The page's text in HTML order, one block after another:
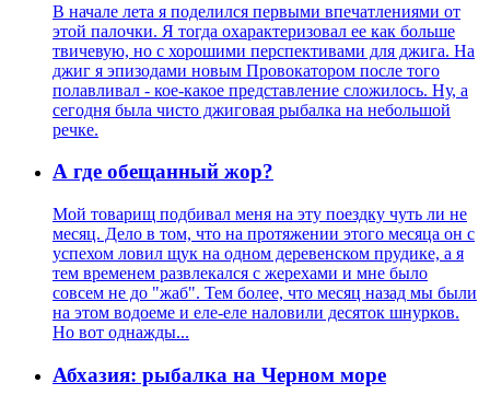
В начале лета я поделился первыми впечатлениями от
этой палочки. Я тогда охарактеризовал ее как больше
твичевую, но с хорошими перспективами для джига. На
джиг я эпизодами новым Провокатором после того
полавливал - кое-какое представление сложилось. Ну, а
сегодня была чисто джиговая рыбалка на небольшой
речке.
А где обещанный жор?
Мой товарищ подбивал меня на эту поездку чуть ли не
месяц. Дело в том, что на протяжении этого месяца он с
успехом ловил щук на одном деревенском прудике, а я
тем временем развлекался с жерехами и мне было
совсем не до "жаб". Тем более, что месяц назад мы были
на этом водоеме и еле-еле наловили десяток шнурков.
Но вот однажды...
Абхазия: рыбалка на Черном море